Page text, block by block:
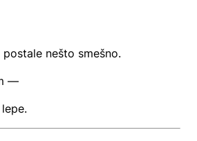
nešto smešno.
—